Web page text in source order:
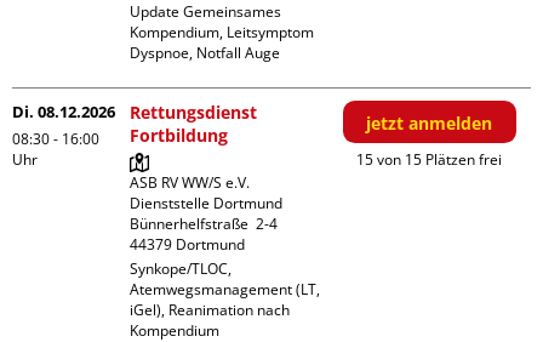
Update Gemeinsames
Kompendium, Leitsymptom
Dyspnoe, Notfall Auge
Di. 08.12.2026
08:30 - 16:00
Uhr
Rettungsdienst
Fortbildung
ASB RV WW/S e.V.
Dienststelle Dortmund
Bünnerhelfstraße  2-4
Synkope/TLOC,
Atemwegsmanagement (LT,
iGel), Reanimation nach
Kompendium
jetzt anmelden
15 von 15 Plätzen frei